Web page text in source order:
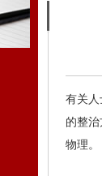
有关
的整
物理。